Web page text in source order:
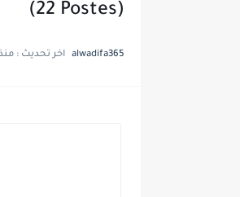
(22 Postes)
alwadifa365 اخر تحديث :